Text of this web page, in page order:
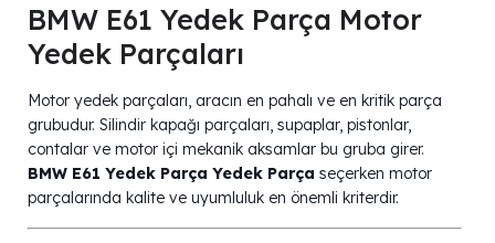
BMW E61 Yedek Parça Motor
Yedek Parçaları
Motor yedek parçaları, aracın en pahalı ve en kritik parça
grubudur. Silindir kapağı parçaları, supaplar, pistonlar,
contalar ve motor içi mekanik aksamlar bu gruba girer.
BMW E61 Yedek Parça Yedek Parça seçerken motor
parçalarında kalite ve uyumluluk en önemli kriterdir.